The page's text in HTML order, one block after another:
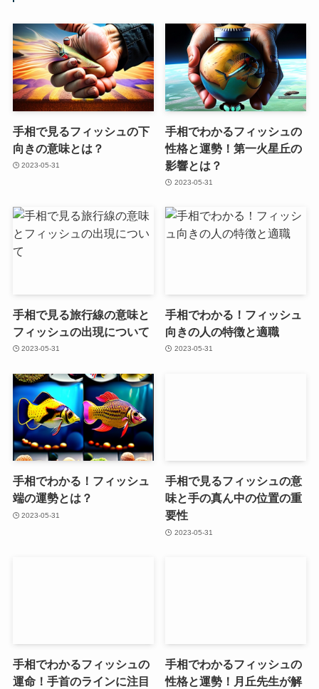
手相で見るフィッシュの下
向きの意味とは？
2023-05-31
手相でわかるフィッシュの
性格と運勢！第一火星丘の
影響とは？
2023-05-31
手相で見る旅行線の意味と
フィッシュの出現について
2023-05-31
手相でわかる！フィッシュ
向きの人の特徴と適職
2023-05-31
手相でわかる！フィッシュ
端の運勢とは？
2023-05-31
手相で見るフィッシュの意
味と手の真ん中の位置の重
要性
2023-05-31
手相でわかるフィッシュの
運命！手首のラインに注目
手相でわかるフィッシュの
性格と運勢！月丘先生が解